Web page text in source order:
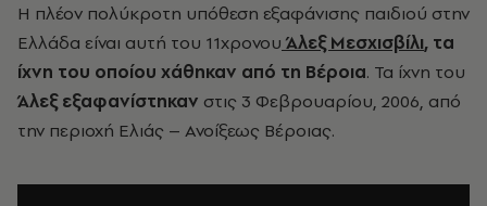
Η πλέον πολύκροτη υπόθεση εξαφάνισης παιδιού στην
Ελλάδα είναι αυτή του 11χρονου Άλεξ Μεσχισβίλι, τα
ίχνη του οποίου χάθηκαν από τη Βέροια. Τα ίχνη του
Άλεξ εξαφανίστηκαν στις 3 Φεβρουαρίου, 2006, από
την περιοχή Ελιάς – Ανοίξεως Βέροιας.